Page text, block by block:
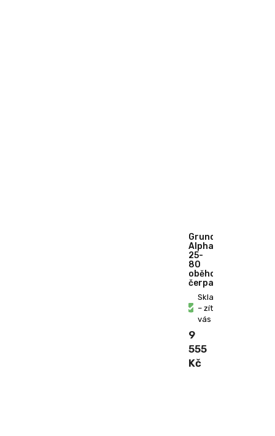
Grundfos
Alpha2
25-
80
oběhové
čerpadlo
Skladem
– zítra u
vás
9
555
Kč